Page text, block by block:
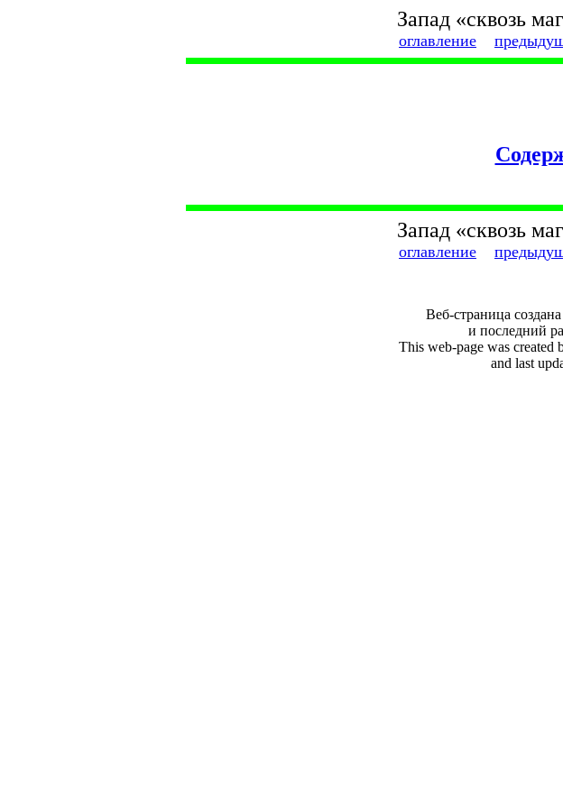
Запад «сквозь
оглавление
Запад «сквозь
оглавление
Веб-страница создана
и последний
This web-page was created
and last